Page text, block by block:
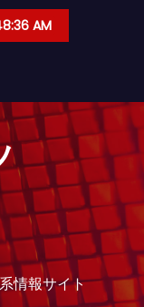
AM
情報サイト